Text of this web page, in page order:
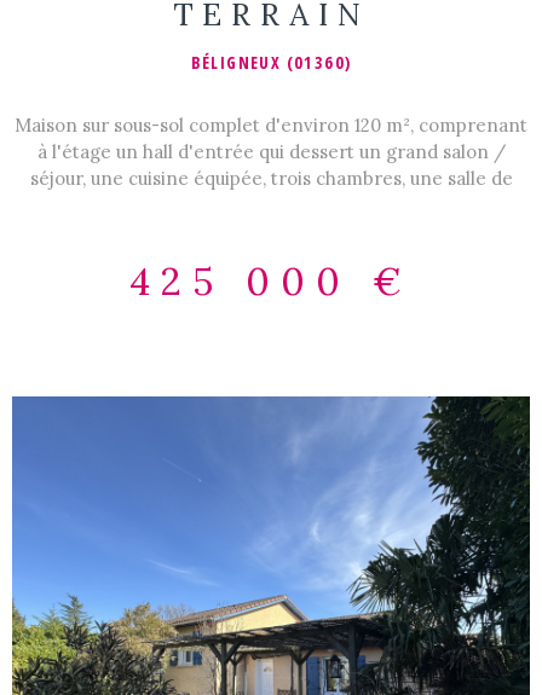
TERRAIN
BÉLIGNEUX (01360)
Maison sur sous-sol complet d'environ 120 m², comprenant
à l'étage un hall d'entrée qui dessert un grand salon /
séjour, une cuisine équipée, trois chambres, une salle de
ainsi qu'une grande véranda orientée sud donnant sur une
BEL'IMMO - 84 Route de Genève 01360 BÉLIGNEUX - 04
425 000 €
VOIR LE BIEN